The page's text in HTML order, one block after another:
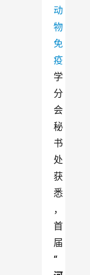
动
物
免
疫
学
分
会
秘
书
处
获
悉
，
首
届
“